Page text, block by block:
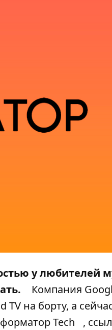
у любителей
Компания
TV на борту, а
Tech
,